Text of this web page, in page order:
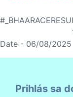
Date - 06/08/2025
Prihlás sa